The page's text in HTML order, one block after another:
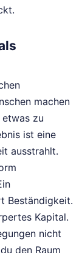
machen
etwas zu
ist eine
ausstrahlt.
Beständigkeit.
Kapital.
nicht
den Raum